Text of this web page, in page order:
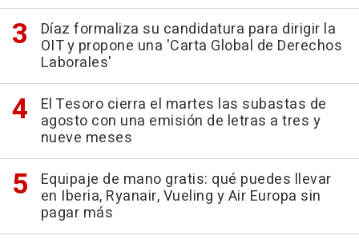
Díaz formaliza su candidatura para dirigir la
OIT y propone una 'Carta Global de Derechos
Laborales'
El Tesoro cierra el martes las subastas de
agosto con una emisión de letras a tres y
nueve meses
Equipaje de mano gratis: qué puedes llevar
en Iberia, Ryanair, Vueling y Air Europa sin
pagar más